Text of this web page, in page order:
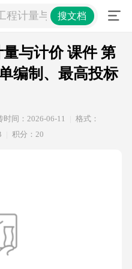
程计量与计价 课件 第16
搜文档
与计价 课件 第
编制、最高投标
时间：2026-06-11
格式：
积分：20